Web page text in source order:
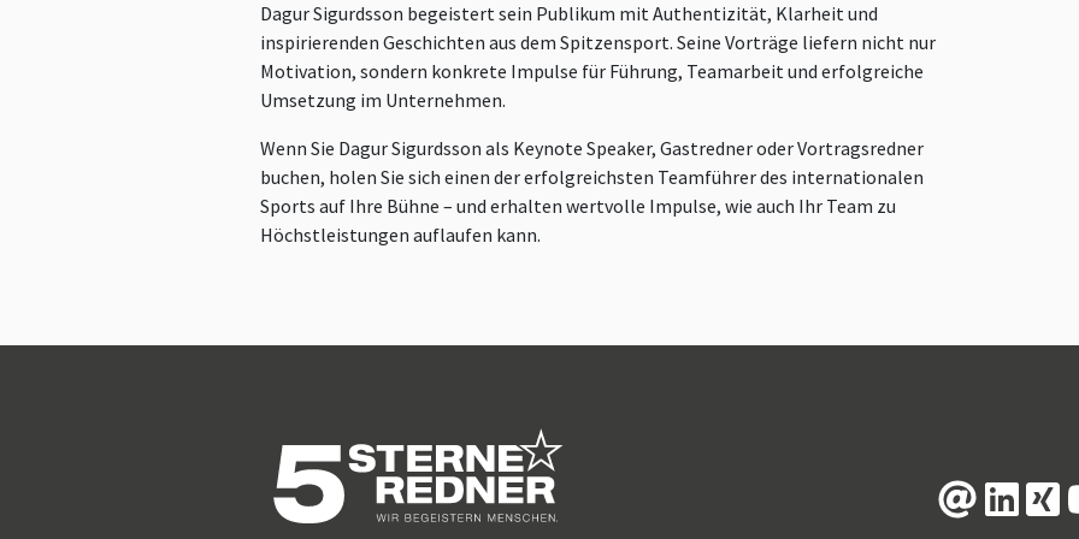
Dagur Sigurdsson begeistert sein Publikum mit Authentizität, Klarheit und
inspirierenden Geschichten aus dem Spitzensport. Seine Vorträge liefern nicht nur
Motivation, sondern konkrete Impulse für Führung, Teamarbeit und erfolgreiche
Umsetzung im Unternehmen.
Wenn Sie Dagur Sigurdsson als Keynote Speaker, Gastredner oder Vortragsredner
buchen, holen Sie sich einen der erfolgreichsten Teamführer des internationalen
Sports auf Ihre Bühne – und erhalten wertvolle Impulse, wie auch Ihr Team zu
Höchstleistungen auflaufen kann.